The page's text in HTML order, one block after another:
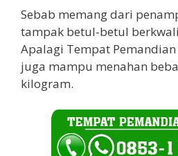
Sebab memang dari
tampak betul-betul
Apalagi Tempat
juga mampu menahan
kilogram.